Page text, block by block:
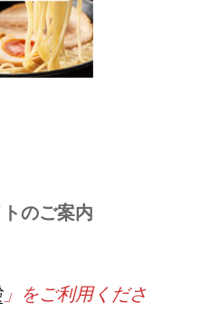
のご案内
」をご利用くださ